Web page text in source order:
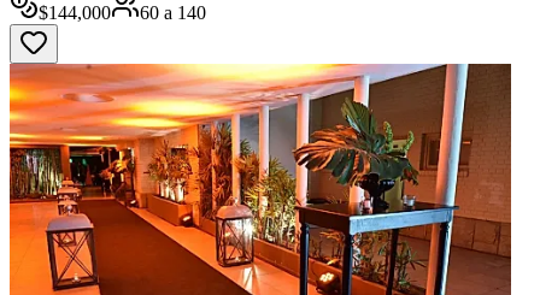
$144,000 60 a 140